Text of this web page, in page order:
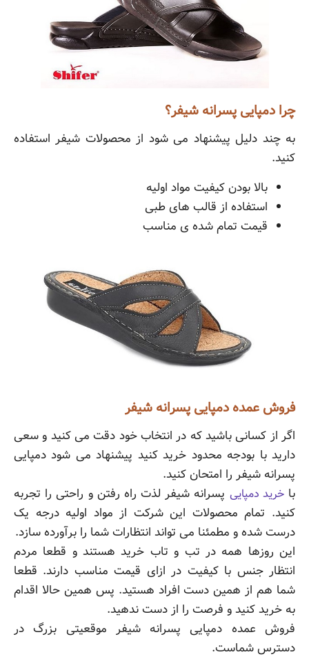
چرا دمپایی پسرانه شیفر؟
به چند دلیل پیشنهاد می شود از محصولات شیفر استفاده
کنید.
بالا بودن کیفیت مواد اولیه
استفاده از قالب های طبی
قیمت تمام شده ی مناسب
فروش عمده دمپایی پسرانه شیفر
اگر از کسانی باشید که در انتخاب خود دقت می کنید و سعی
دارید با بودجه محدود خرید کنید پیشنهاد می شود دمپایی
پسرانه شیفر را امتحان کنید.
باخرید دمپایی پسرانه شیفر لذت راه رفتن و راحتی را تجربه
کنید. تمام محصولات این شرکت از مواد اولیه درجه یک
درست شده و مطمئنا می تواند انتظارات شما را برآورده سازد.
این روزها همه در تب و تاب خرید هستند و قطعا مردم
انتظار جنس با کیفیت در ازای قیمت مناسب دارند. قطعا
شما هم از همین دست افراد هستید. پس همین حالا اقدام
به خرید کنید و فرصت را از دست ندهید.
فروش عمده دمپایی پسرانه شیفر موقعیتی بزرگ در
دسترس شماست.